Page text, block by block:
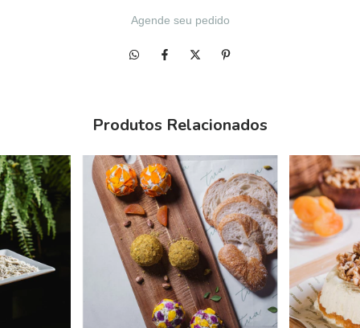
Agende seu pedido
Produtos Relacionados